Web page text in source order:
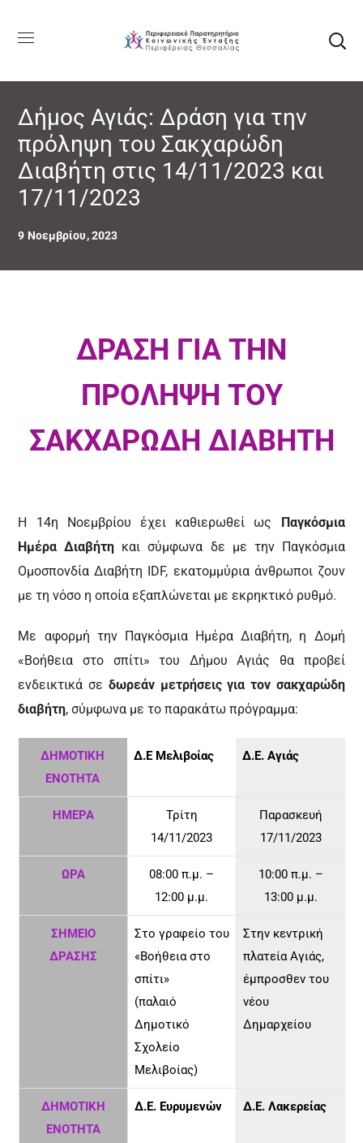
Δήμος Αγιάς: Δράση για την
πρόληψη του Σακχαρώδη
Διαβήτη στις 14/11/2023 και
17/11/2023
9 Νοεμβρίου, 2023
ΔΡΑΣΗ ΓΙΑ ΤΗΝ
ΠΡΟΛΗΨΗ ΤΟΥ
ΣΑΚΧΑΡΩΔΗ ΔΙΑΒΗΤΗ
Η 14η Νοεμβρίου έχει καθιερωθεί ως Παγκόσμια
Ημέρα Διαβήτη και σύμφωνα δε με την Παγκόσμια
Ομοσπονδία Διαβήτη IDF, εκατομμύρια άνθρωποι ζουν
με τη νόσο η οποία εξαπλώνεται με εκρηκτικό ρυθμό.
Με αφορμή την Παγκόσμια Ημέρα Διαβήτη, η Δομή
«Βοήθεια στο σπίτι» του Δήμου Αγιάς θα προβεί
ενδεικτικά σε δωρεάν μετρήσεις για τον σακχαρώδη
διαβήτη, σύμφωνα με το παρακάτω πρόγραμμα:
ΔΗΜΟΤΙΚΗ
ΕΝΟΤΗΤΑ
Δ.Ε Μελιβοίας Δ.Ε. Αγιάς
ΗΜΕΡΑ
Τρίτη
14/11/2023
Παρασκευή
17/11/2023
ΩΡΑ
08:00 π.μ. –
12:00 μ.μ.
10:00 π.μ. –
13:00 μ.μ.
ΣΗΜΕΙΟ
ΔΡΑΣΗΣ
Στο γραφείο του
«Βοήθεια στο
σπίτι»
(παλαιό
Δημοτικό
Σχολείο
Μελιβοίας)
Στην κεντρική
πλατεία Αγιάς,
έμπροσθεν του
νέου
Δημαρχείου
ΔΗΜΟΤΙΚΗ
ΕΝΟΤΗΤΑ
Δ.Ε. Ευρυμενών Δ.Ε. Λακερείας